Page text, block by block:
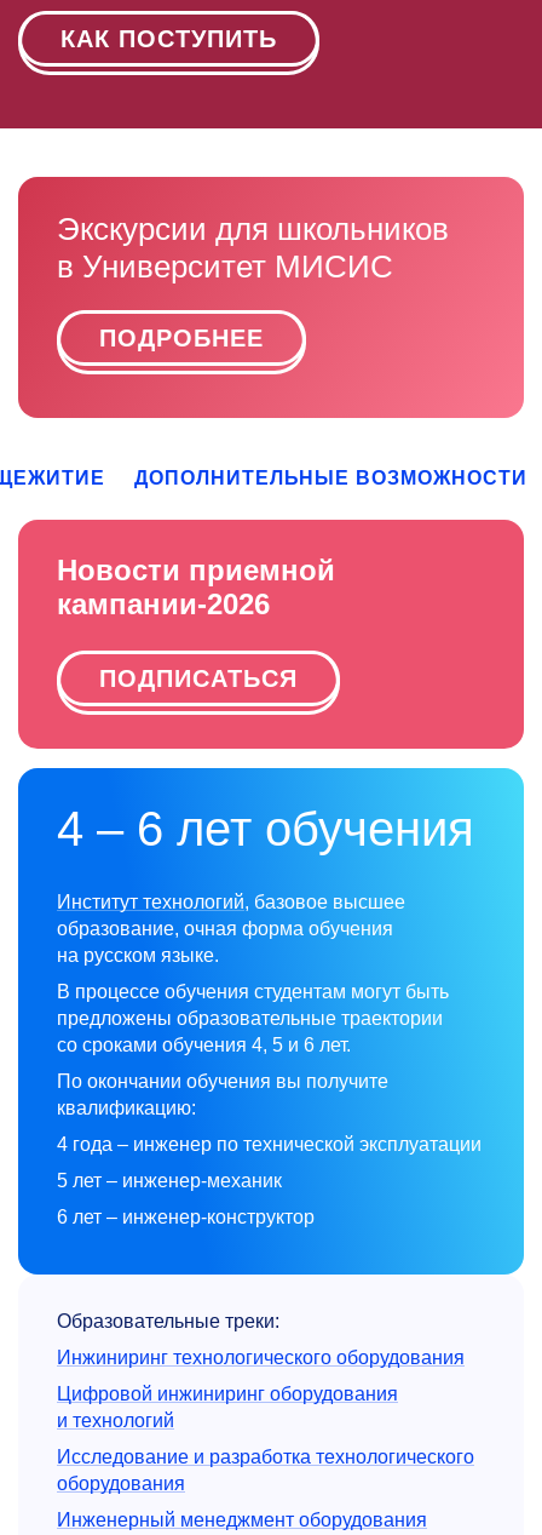
КАК ПОСТУПИТЬ
Экскурсии для школьников
в Университет МИСИС
ПОДРОБНЕЕ
ДОПОЛНИТЕЛЬНЫЕ ВОЗМОЖНОСТИ
Новости приемной
кампании-2026
ПОДПИСАТЬСЯ
4 – 6 лет обучения
Институт технологий, базовое высшее
образование, очная форма обучения
на русском языке.
В процессе обучения студентам могут быть
предложены образовательные траектории
со сроками обучения 4, 5 и 6 лет.
По окончании обучения вы получите
квалификацию:
4 года – инженер по технической эксплуатации
5 лет – инженер-механик
6 лет – инженер-конструктор
Образовательные треки:
Инжиниринг технологического оборудования
Цифровой инжиниринг оборудования
и технологий
Исследование и разработка технологического
оборудования
Инженерный менеджмент оборудования